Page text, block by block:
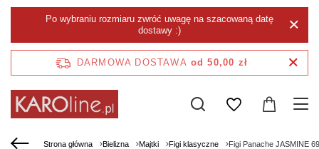
Po wybraniu rozmiaru zwróć uwagę na szacowaną datę
dostawy :)
DARMOWA DOSTAWA od 50,00 zł
Strona główna Bielizna Majtki Figi klasyczne Figi Panache JASMINE